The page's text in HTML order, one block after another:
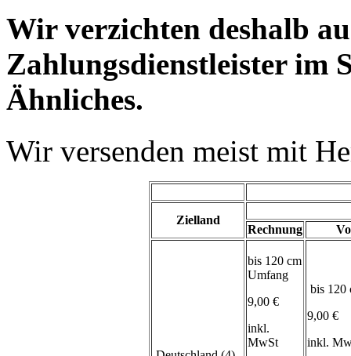
Wir verzichten deshalb
Zahlungsdienstleister im
Ähnliches.
Wir versenden meist mit
Zielland
Rechnung
bis 120 cm
Umfang
9,00 €
inkl.
MwSt
bis 120
9,00 €
inkl.